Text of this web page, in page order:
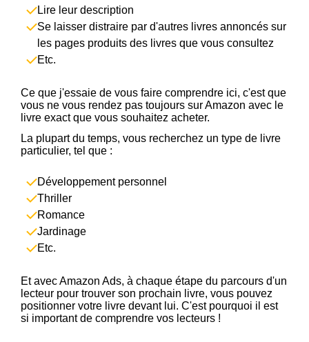
Lire leur description
Se laisser distraire par d'autres livres annoncés sur
les pages produits des livres que vous consultez
Etc.
Ce que j'essaie de vous faire comprendre ici, c'est que
vous ne vous rendez pas toujours sur Amazon avec le
livre exact que vous souhaitez acheter.
La plupart du temps, vous recherchez un type de livre
particulier, tel que :
Développement personnel
Thriller
Romance
Jardinage
Etc.
Et avec Amazon Ads, à chaque étape du parcours d'un
lecteur pour trouver son prochain livre, vous pouvez
positionner votre livre devant lui. C'est pourquoi il est
si important de comprendre vos lecteurs !